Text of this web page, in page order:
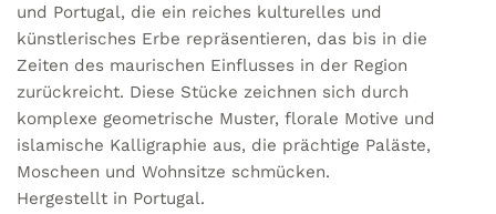
und Portugal, die ein reiches kulturelles und
künstlerisches Erbe repräsentieren, das bis in die
Zeiten des maurischen Einflusses in der Region
zurückreicht. Diese Stücke zeichnen sich durch
komplexe geometrische Muster, florale Motive und
islamische Kalligraphie aus, die prächtige Paläste,
Moscheen und Wohnsitze schmücken.
Hergestellt in Portugal.